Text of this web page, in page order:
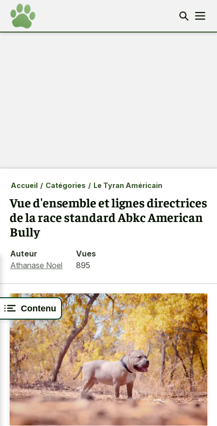
Contenu
Accueil / Catégories / Le Tyran Américain
Vue d'ensemble et lignes directrices
de la race standard Abkc American
Bully
Auteur
Athanase Noel
Vues
895